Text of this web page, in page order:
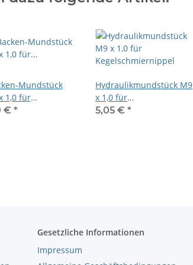
Mundstück
1,0 für
€ *
Hydraulikmundstück M9
x 1,0 für
Kegelschmiernippel
5,05 €*
Gesetzliche Informationen
Impressum